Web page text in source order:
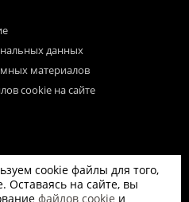
данных
материалов
cookie на сайте
функционирования сайта.
cookie файлы для того,
Оставаясь на сайте, вы
файлов cookie и